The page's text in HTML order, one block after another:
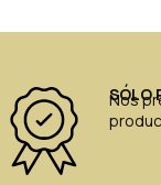
SÓLO
Nos